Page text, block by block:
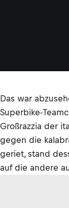
Das war
Superbike-
Großrazzia der
gegen die
geriet, stand
auf die andere